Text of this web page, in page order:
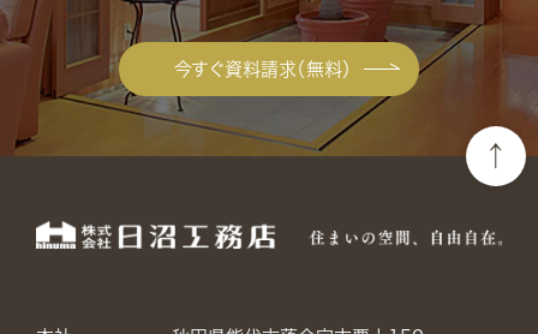
今すぐ資料請求（無料）